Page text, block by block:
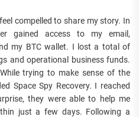
compelled to share my story. In
gained access to my email,
my BTC wallet. I lost a total of
and operational business funds.
trying to make sense of the
Space Spy Recovery. I reached
they were able to help me
just a few days. Following a